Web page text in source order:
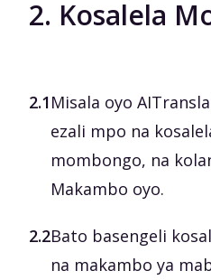
2. Kosalela
2.1Misala oyo
ezali mpo na
mombongo, na
Makambo oyo.
2.2Bato basengeli
na makambo ya